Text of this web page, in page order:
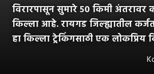
विरारपासून सुमारे ५० किमी अंतरावर
किल्ला आहे. रायगड जिल्ह्यातील
हा किल्ला ट्रेकिंगसाठी एक